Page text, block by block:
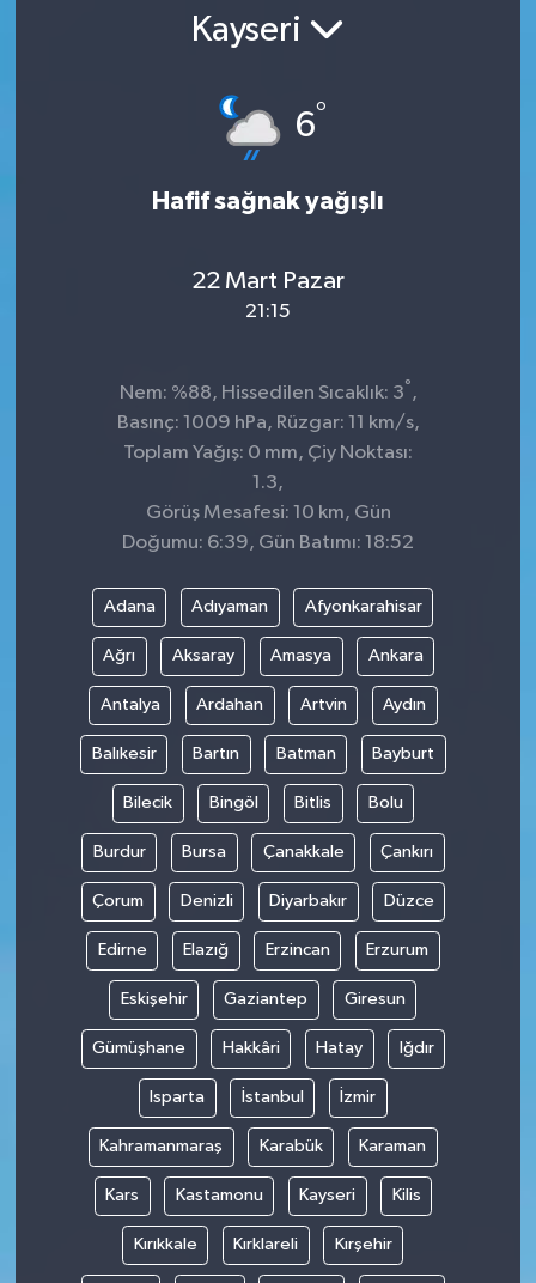
Kayseri
6°
Hafif sağnak yağışlı
22 Mart Pazar
21:15
Nem: %88, Hissedilen Sıcaklık: 3° ,
Basınç: 1009 hPa, Rüzgar: 11 km/s,
Toplam Yağış: 0 mm, Çiy Noktası:
1.3,
Görüş Mesafesi: 10 km, Gün
Doğumu: 6:39, Gün Batımı: 18:52
Adana Adıyaman Afyonkarahisar
Ağrı Aksaray Amasya Ankara
Antalya Ardahan Artvin Aydın
Balıkesir Bartın Batman Bayburt
Bilecik Bingöl Bitlis Bolu
Burdur Bursa Çanakkale Çankırı
Çorum Denizli Diyarbakır Düzce
Edirne Elazığ Erzincan Erzurum
Eskişehir Gaziantep Giresun
Gümüşhane Hakkâri Hatay Iğdır
Isparta İstanbul İzmir
Kahramanmaraş Karabük Karaman
Kars Kastamonu Kayseri Kilis
Kırıkkale Kırklareli Kırşehir